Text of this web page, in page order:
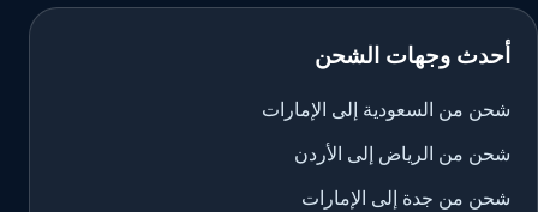
أحدث وجهات الشحن
شحن من السعودية إلى الإمارات
شحن من الرياض إلى الأردن
شحن من جدة إلى الإمارات